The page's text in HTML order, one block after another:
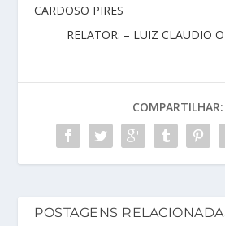
CARDOSO PIRES
RELATOR: – LUIZ CLAUDIO
COMPARTILHAR:
POSTAGENS